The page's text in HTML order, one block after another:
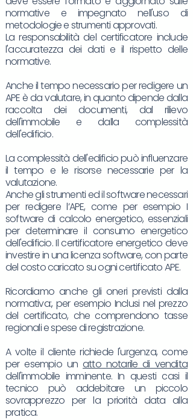
normative e impegnato nell'uso di
metodologie e strumenti approvati.
La responsabilità del certificatore include
l'accuratezza dei dati e il rispetto delle
normative.
Anche il tempo necessario per redigere un
APE è da valutare, in quanto dipende dalla
raccolta dei documenti, dal rilievo
dell'immobile e dalla complessità
dell'edificio.
La complessità dell'edificio può influenzare
il tempo e le risorse necessarie per la
valutazione.
Anche gli strumenti ed il software necessari
per redigere l’APE, come per esempio I
software di calcolo energetico, essenziali
per determinare il consumo energetico
dell'edificio. Il certificatore energetico deve
investire in una licenza software, con parte
del costo caricato su ogni certificato APE.
Ricordiamo anche gli oneri previsti dalla
normativa:, per esempio Inclusi nel prezzo
del certificato, che comprendono tasse
regionali e spese di registrazione.
A volte il cliente richiede l'urgenza, come
per esempio unatto notarile di vendita
dell'immobile imminente. In questi casi il
tecnico può addebitare un piccolo
sovrapprezzo per la priorità data alla
pratica.